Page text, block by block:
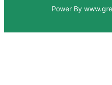
Power By